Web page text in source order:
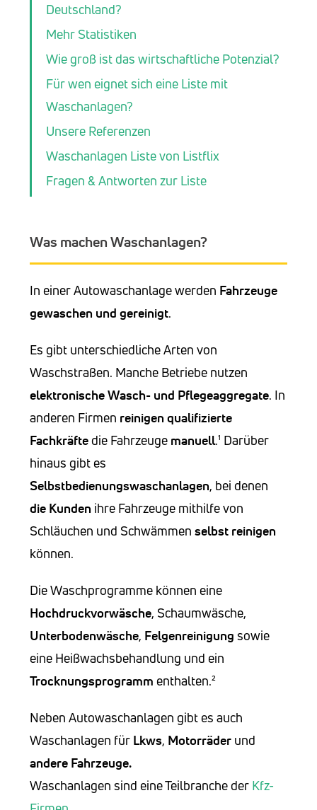
Deutschland?
Mehr Statistiken
Wie groß ist das wirtschaftliche Potenzial?
Für wen eignet sich eine Liste mit
Waschanlagen?
Unsere Referenzen
Waschanlagen Liste von Listflix
Fragen & Antworten zur Liste
Was machen Waschanlagen?
In einer Autowaschanlage werden Fahrzeuge
gewaschen und gereinigt.
Es gibt unterschiedliche Arten von
Waschstraßen. Manche Betriebe nutzen
elektronische Wasch- und Pflegeaggregate. In
anderen Firmen reinigen qualifizierte
Fachkräftedie Fahrzeuge manuell.¹ Darüber
hinaus gibt es
Selbstbedienungswaschanlagen, bei denen
die Kunden ihre Fahrzeuge mithilfe von
Schläuchen und Schwämmenselbst reinigen
können.
Die Waschprogramme können eine
Hochdruckvorwäsche, Schaumwäsche,
Unterbodenwäsche, Felgenreinigung sowie
eine Heißwachsbehandlung und ein
Trocknungsprogramm enthalten.²
Neben Autowaschanlagen gibt es auch
Waschanlagen für Lkws, Motorräder und
andere Fahrzeuge.
Waschanlagen sind eine Teilbranche der Kfz-